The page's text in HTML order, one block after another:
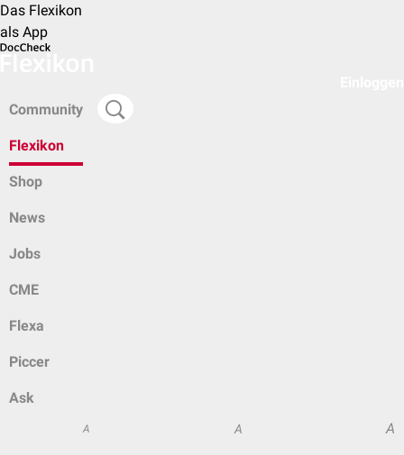
Das Flexikon
als App
Community
Flexikon
Shop
News
Jobs
CME
Flexa
Piccer
Ask
A A A